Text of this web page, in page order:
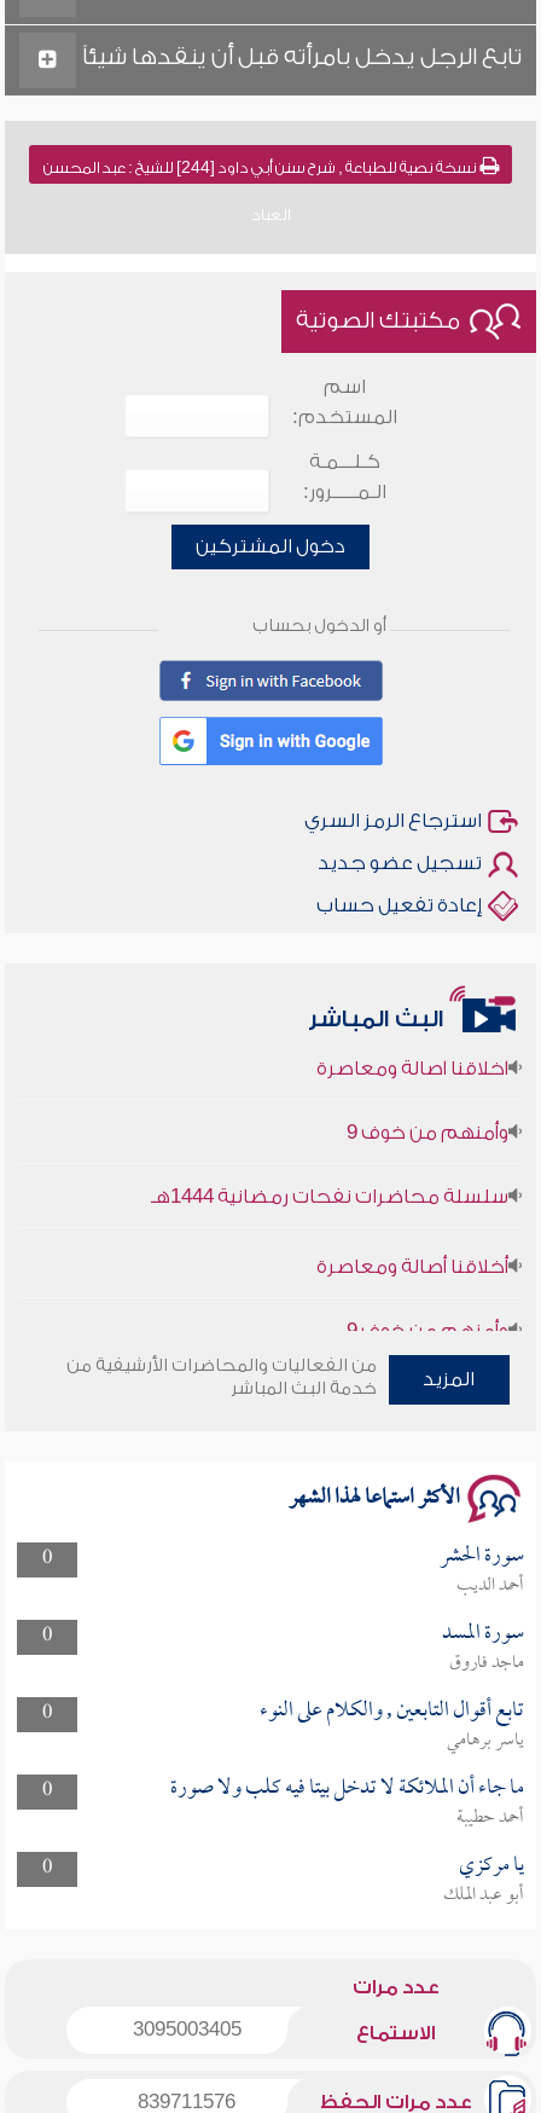
تابع الرجل يدخل بامرأته قبل أن ينقدها شيئاً
نسخة نصية للطباعة , شرح سنن أبي داود [244] للشيخ : عبد المحسن
العباد
مكتبتك الصوتية
اسم
المستخدم:
كـلـــمـة
الـمـــــرور:
دخول المشتركين
أو الدخول بحساب
استرجاع الرمز السري
تسجيل عضو جديد
إعادة تفعيل حساب
البث المباشر
أخلاقنا أصالة ومعاصرة
سلسلة محاضرات نفحات رمضانية 1444هـ
المزيد
من الفعاليات والمحاضرات الأرشيفية من
خدمة البث المباشر
الأكثر استماعا لهذا الشهر
0 سورة الحشر
أحمد الديب
0
سورة المسد
ماجد فاروق
0
تابع أقوال التابعين , والكلام على النوء
ياسر برهامي
0
ما جاء أن الملائكة لا تدخل بيتا فيه كلب ولا صورة
أحمد حطيبة
0
يا مركزي
أبو عبد الملك
عدد مرات
الاستماع 3095003405
عدد مرات الحفظ 839711576